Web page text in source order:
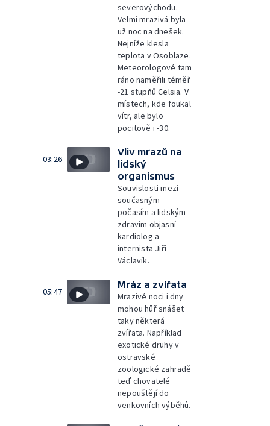
severovýchodu.
Velmi mrazivá byla
už noc na dnešek.
Nejníže klesla
teplota v Osoblaze.
Meteorologové tam
ráno naměřili téměř
-21 stupňů Celsia. V
místech, kde foukal
vítr, ale bylo
pocitově i -30.
03:26
Vliv mrazů na
lidský
organismus
Souvislosti mezi
současným
počasím a lidským
zdravím objasní
kardiolog a
internista Jiří
Václavík.
05:47
Mráz a zvířata
Mrazivé noci i dny
mohou hůř snášet
taky některá
zvířata. Například
exotické druhy v
ostravské
zoologické zahradě
teď chovatelé
nepouštějí do
venkovních výběhů.